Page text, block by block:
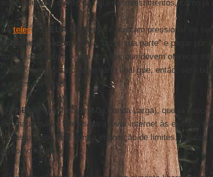
especialmente diante da falta de investimentos, como já
As telesnos EUA buscaram e buscam pressionar os
Youtube, Amazon
, etc) a "fazer sua parte" e pagar por
da óbvia negativa -- são as teles que devem oferecer
"custo" é repassado ao usuário final que, então, será
a esses serviços.
O PNBL
(Plano Nacional de Banda Larga), que já
foi abandonado. Planos para levar internet às escolas
temos o golpe final com a imposição de limites. Poucos
terão no futuro.